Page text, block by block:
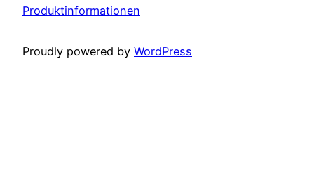
Produktinformationen
Proudly powered by WordPress